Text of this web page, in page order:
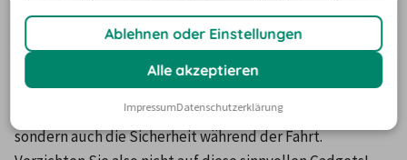
Kundenservice zur Seite.
Tipp: Komfort und Sicherheit erhöhenIm zweiten
Buchungsschritt haben Sie die Möglichkeit, verschiedene
Extras zu wählen, wie etwa Navigationssysteme oder
Kindersitze. Diese erhöhen nicht nur den Komfort,
sondern auch die Sicherheit während der Fahrt.
Ablehnen oder Einstellungen
Alle akzeptieren
ImpressumDatenschutzerklärung